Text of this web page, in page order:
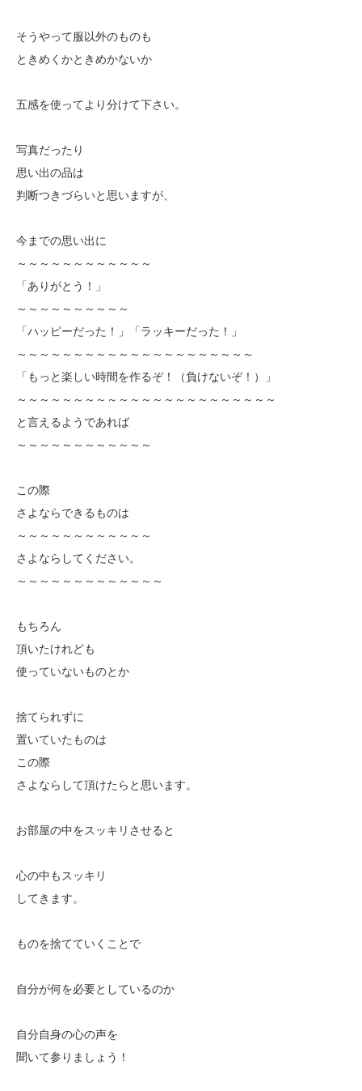
そうやって服以外のものも
ときめくかときめかないか
五感を使ってより分けて下さい。
写真だったり
思い出の品は
判断つきづらいと思いますが、
今までの思い出に
～～～～～～～～～～～～
「ありがとう！」
～～～～～～～～～～
「ハッピーだった！」「ラッキーだった！」
～～～～～～～～～～～～～～～～～～～～～
「もっと楽しい時間を作るぞ！（負けないぞ！）」
～～～～～～～～～～～～～～～～～～～～～～～
と言えるようであれば
～～～～～～～～～～～～
この際
さよならできるものは
～～～～～～～～～～～～
さよならしてください。
～～～～～～～～～～～～～
もちろん
頂いたけれども
使っていないものとか
捨てられずに
置いていたものは
この際
さよならして頂けたらと思います。
お部屋の中をスッキリさせると
心の中もスッキリ
してきます。
ものを捨てていくことで
自分が何を必要としているのか
自分自身の心の声を
聞いて参りましょう！